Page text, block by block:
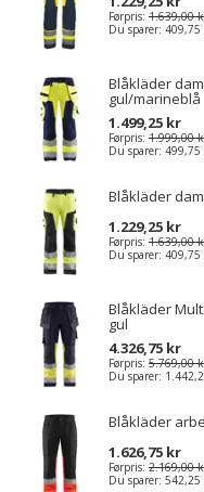
Førpris: 1.639,00
Du sparer: 409,75
Blåkläder
gul/marineblå
1.499,25 kr
Førpris: 1.999,00
Du sparer: 499,75
Blåkläder
1.229,25 kr
Førpris: 1.639,00
Du sparer: 409,75
Blåkläder
gul
4.326,75 kr
Førpris: 5.769,00
Du sparer:
Blåkläder
1.626,75 kr
Førpris: 2.169,00
Du sparer: 542,25